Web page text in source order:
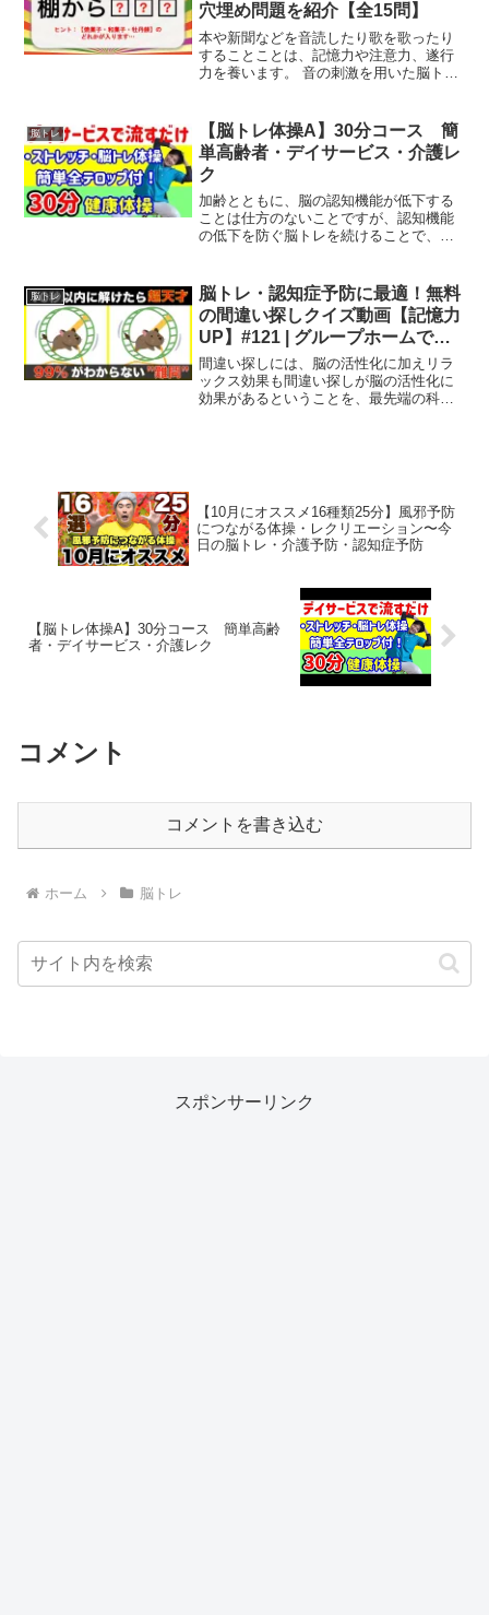
穴埋め問題を紹介【全15問】
本や新聞などを音読したり歌を歌ったり
することことは、記憶力や注意力、遂行
力を養います。 音の刺激を用いた脳トレ
き写したりすることは、記憶力や見当識
を養います。 このよ...
脳トレ
【脳トレ体操A】30分コース 簡
単高齢者・デイサービス・介護レ
ク
加齢とともに、脳の認知機能が低下する
ことは仕方のないことですが、認知機能
の低下を防ぐ脳トレを続けることで、脳
はできません。 しかし、脳トレで脳を活
性化させることで進行...
脳トレ
脳トレ・認知症予防に最適！無料
の間違い探しクイズ動画【記憶力
UP】#121 | グループホームでの
レクリエーションに最適！
間違い探しには、脳の活性化に加えリラ
ックス効果も間違い探しが脳の活性化に
効果があるということを、最先端の科学
【10月にオススメ16種類25分】風邪予防
につながる体操・レクリエーション〜今
日の脳トレ・介護予防・認知症予防
【脳トレ体操A】30分コース 簡単高齢
者・デイサービス・介護レク
コメント
コメントを書き込む
ホーム 脳トレ
スポンサーリンク